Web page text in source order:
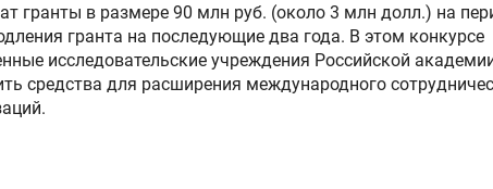
гранты в размере 90 млн руб. (около 3 млн долл.) на
гранта на последующие два года. В этом конкурсе
исследовательские учреждения Российской
средства для расширения международного